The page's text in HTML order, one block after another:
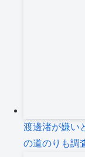
渡邊渚が嫌い
の道のりも調